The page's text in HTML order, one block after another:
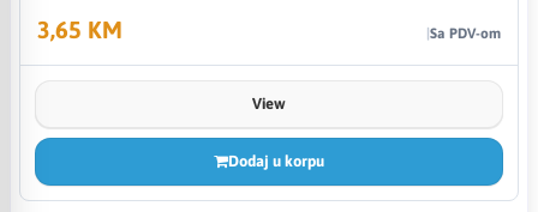
3,65 KM Sa PDV-om
View
Dodaj u korpu